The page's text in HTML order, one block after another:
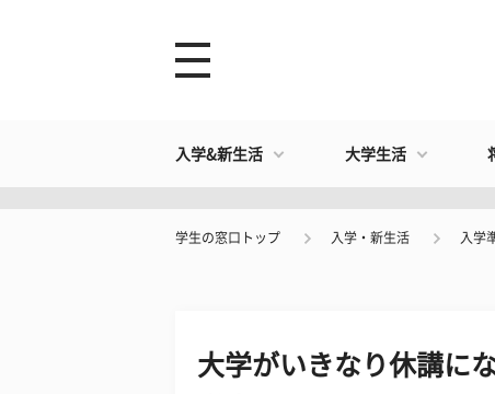
入学&新生活 大学生活
学生の窓口トップ 入学・新生活 入学
大学がいきなり休講に